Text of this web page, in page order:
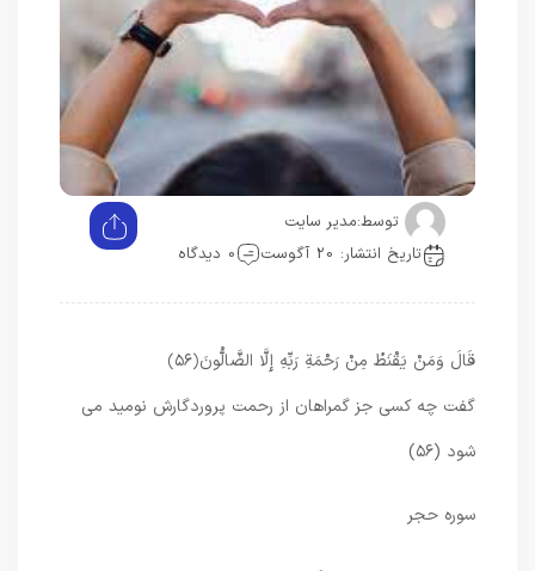
توسط:مدیر سایت
تاریخ انتشار: 20 آگوست
0 دیدگاه
قَالَ وَمَنْ يَقْنَطُ مِنْ رَحْمَةِ رَبِّهِ إِلَّا الضَّالُّونَ﴿۵۶﴾
گفت چه كسى جز گمراهان از رحمت پروردگارش نوميد مى
‏شود (۵۶)
سوره حجر